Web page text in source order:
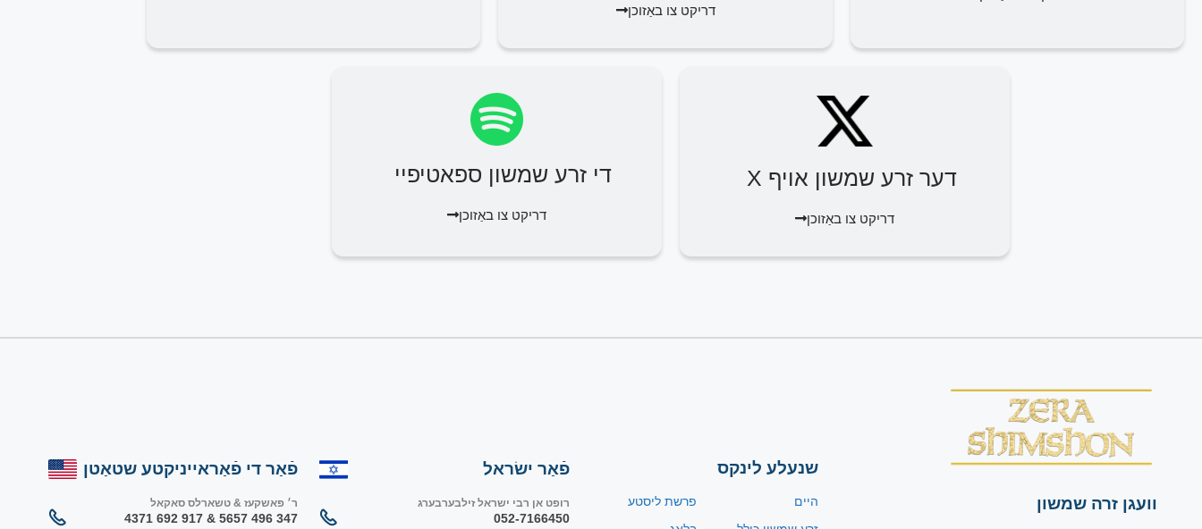
דריקט צו באַזוכן
דער זרע שמשון אויף X
דריקט צו באַזוכן
די זרע שמשון ספאטיפיי
דריקט צו באַזוכן
וועגן זרה שמשון
שנעלע לינקס
היים
פרשת ליסטע
פֿאַר ישׂראל
רופט אן רבי ישראל זילבערבערג
052-7166450
פֿאַר די פֿאַראייניקטע שטאַטן
ר׳ פאשקעז & טשארלס סאקאל
347 496 5657 & 917 692 4371